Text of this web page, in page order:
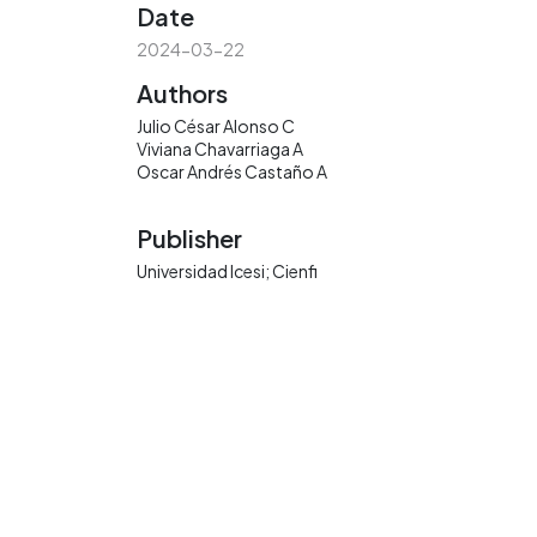
Date
2024-03-22
Authors
Julio César Alonso C
Viviana Chavarriaga A
Oscar Andrés Castaño A
Publisher
Universidad Icesi; Cienfi